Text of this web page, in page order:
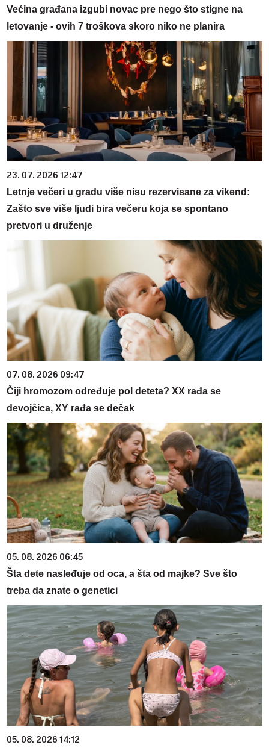
Većina građana izgubi novac pre nego što stigne na
letovanje - ovih 7 troškova skoro niko ne planira
23. 07. 2026 12:47
Letnje večeri u gradu više nisu rezervisane za vikend:
Zašto sve više ljudi bira večeru koja se spontano
pretvori u druženje
07. 08. 2026 09:47
Čiji hromozom određuje pol deteta? XX rađa se
devojčica, XY rađa se dečak
05. 08. 2026 06:45
Šta dete nasleđuje od oca, a šta od majke? Sve što
treba da znate o genetici
05. 08. 2026 14:12